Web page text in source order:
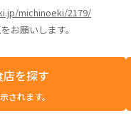
michinoeki/2179/
お願いします。
を探す
されます。